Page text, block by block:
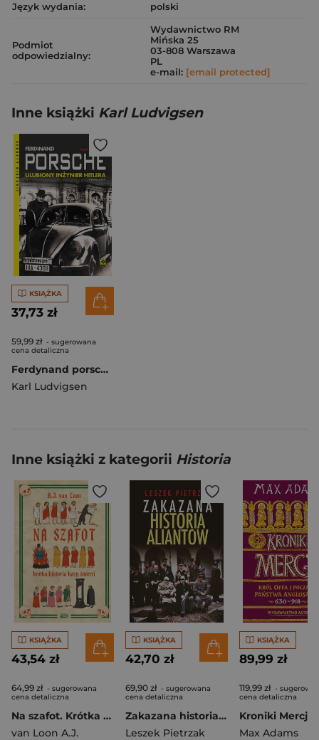
Język wydania: polski
Podmiot
odpowiedzialny:
Wydawnictwo RM
Mińska 25
03-808 Warszawa
PL
e-mail: [email protected]
Inne książki Karl Ludvigsen
KSIĄŻKA
37,73 zł
59,99 zł - sugerowana
cena detaliczna
Ferdynand porsche. Ulubiony inżynier Hitlera wyd. 2026
Karl Ludvigsen
Inne książki z kategorii Historia
KSIĄŻKA
43,54 zł
64,99 zł - sugerowana
cena detaliczna
Na szafot. Krótka historia kary śmierci
van Loon A.J.
KSIĄŻKA
42,70 zł
69,90 zł - sugerowana
cena detaliczna
Zakazana historia aliantów
Leszek Pietrzak
KSIĄŻKA
89,99 zł
119,99 zł -
cena detaliczna
Kroniki Mercji
Max Adams